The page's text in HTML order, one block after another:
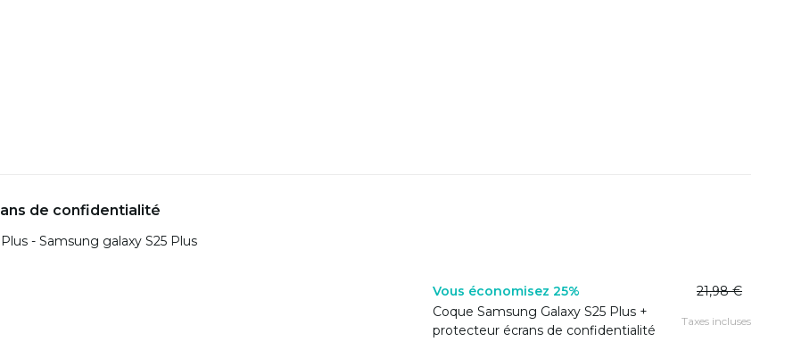
de confidentialité
- Samsung galaxy S25 Plus
Vous économisez 25%
21,98 €
Coque Samsung Galaxy S25 Plus +
protecteur écrans de confidentialité
Taxes incluses